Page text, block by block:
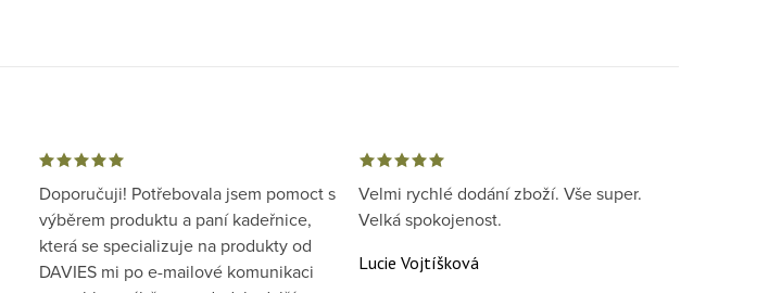
Doporučuji! Potřebovala jsem pomoct s
výběrem produktu a paní kadeřnice,
která se specializuje na produkty od
DAVIES mi po e-mailové komunikaci
Velmi rychlé dodání zboží. Vše super.
Velká spokojenost.
Lucie Vojtíšková